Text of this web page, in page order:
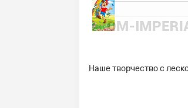
Наше творчество с